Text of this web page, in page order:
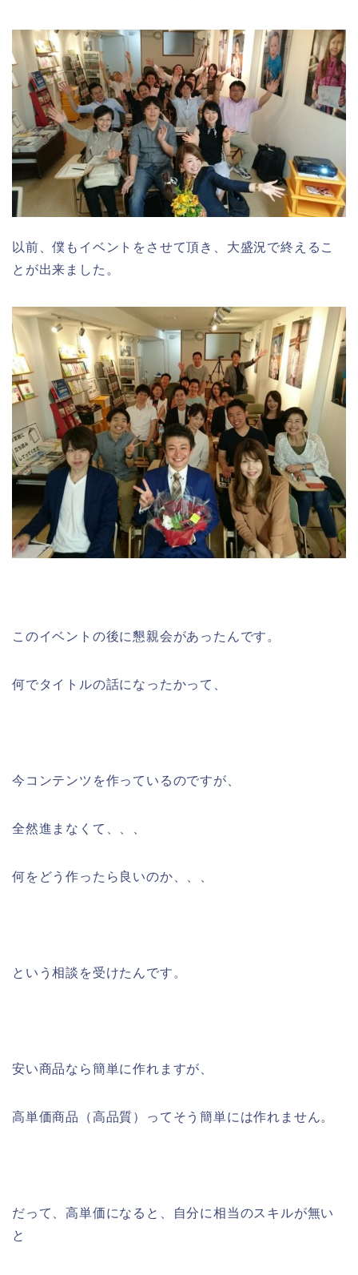
以前、僕もイベントをさせて頂き、大盛況で終えるこ
とが出来ました。
このイベントの後に懇親会があったんです。
何でタイトルの話になったかって、
今コンテンツを作っているのですが、
全然進まなくて、、、
何をどう作ったら良いのか、、、
という相談を受けたんです。
安い商品なら簡単に作れますが、
高単価商品（高品質）ってそう簡単には作れません。
だって、高単価になると、自分に相当のスキルが無い
と